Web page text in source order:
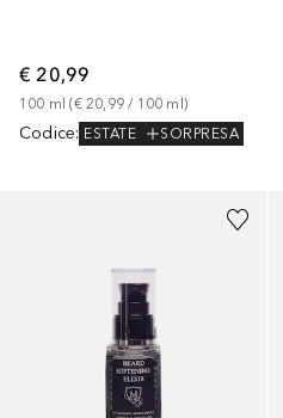
€ 20,99
100 ml (€ 20,99 / 100 ml )
Codice: ESTATE SORPRESA